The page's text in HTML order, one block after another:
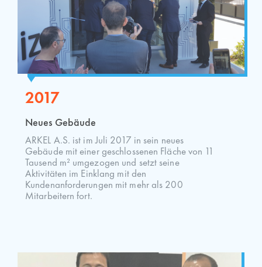
2017
Neues Gebäude
ARKEL A.S. ist im Juli 2017 in sein neues
Gebäude mit einer geschlossenen Fläche von 11
Tausend m² umgezogen und setzt seine
Aktivitäten im Einklang mit den
Kundenanforderungen mit mehr als 200
Mitarbeitern fort.